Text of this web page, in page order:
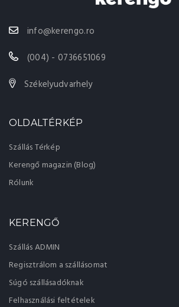
info@kerengo.ro
(004) - 0736651069
Székelyudvarhely
OLDALTÉRKÉP
Szállás Térkép
Kerengő magazin (Blog)
Rólunk
KERENGŐ
Szállás ADMIN
Regisztrálom a szállásomat
Súgó szállásadóknak
Felhasználási feltételek